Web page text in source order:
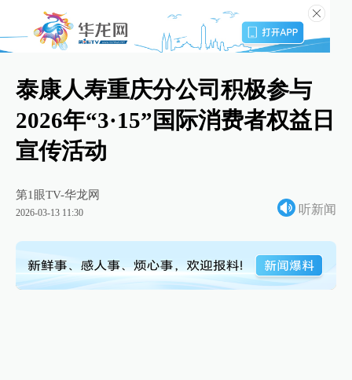
泰康人寿重庆分公司积极参与
2026年“3·15”国际消费者权益日
宣传活动
第1眼TV-华龙网
2026-03-13 11:30 听新闻